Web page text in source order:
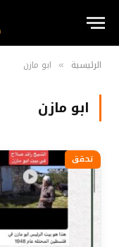
الرئيسية » ابو مازن
ابو مازن
تحقق